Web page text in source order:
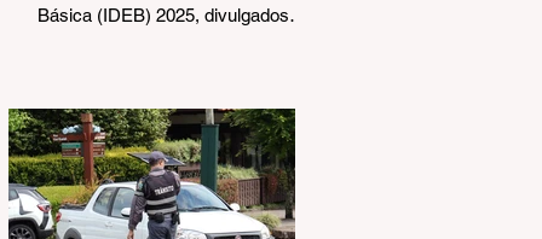
Básica (IDEB) 2025, divulgados
qualidade do ensino público. Os
dados mostram que as escolas da
rede municipal superaram tanto as
metas projetadas quanto as médias
nacionais em todas as etapas